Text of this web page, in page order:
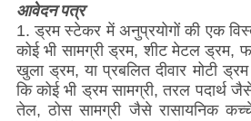
आवेदन पत्र
1. ड्रम स्टेकर में अनुप्रयोगों की एक
कोई भी सामग्री ड्रम, शीट मेटल ड्रम,
खुला ड्रम, या प्रबलित दीवार मोटी
कि कोई भी ड्रम सामग्री, तरल पदार्थ
तेल, ठोस सामग्री जैसे रासायनिक